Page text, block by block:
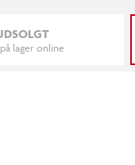
lager online